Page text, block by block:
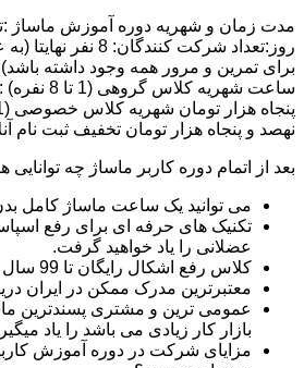
روز:تعداد شرکت
نهصد و پنجاه هزار تومان تخفیف ثبت نام آنلاین :500
بعد از اتمام دوره کاربر ماساژ چه
می توانید یک ساعت ماساژ کامل
تکنیک های حرفه ای برای رفع
عضلانی را یاد خواهید گرفت.
کلاس رفع اشکال رایگان تا 99 سال خواهید داشت.
معتبرترین مدرک ممکن در ایران
عمومی ترین و مشتری پسندترین
بازار کار زیادی می باشد را یاد
مزایای شرکت در دوره آموزش